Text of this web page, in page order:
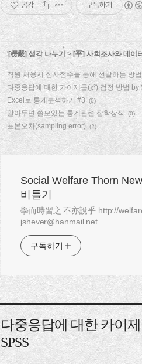
공감 구독하기
'[楞嚴] 생각 나누기 > [平] 사회조사와 데이
직원 채용시 심사점수를 통해 선발하는 방법
다중응답에 대한 카이제곱(χ²) 검정 방법 by
Excel로 통계분석하기 #3 (0)
알아두면 쓸모있는 통계관련 잡학상식 (0)
표본오차(sampling error) (2)
Social Welfare Thorn
비틀기
學而時習之 不亦說乎 http://
jshever@hanmail.net
구독하기
다중응답에 대한 카이제
SPSS